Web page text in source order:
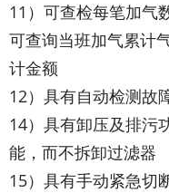
11）可查检每笔加气
可查询当班加气累计
计金额
12）具有自动检测故
14）具有卸压及排污
能，而不拆卸过滤器
15）具有手动紧急切